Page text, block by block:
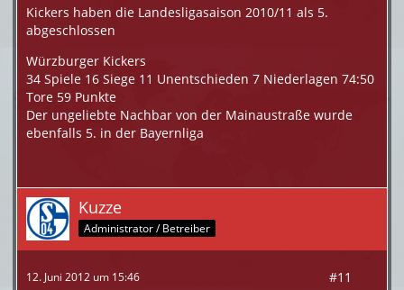
Kickers haben die Landesligasaison 2010/11 als 5.
abgeschlossen
Würzburger Kickers
34 Spiele 16 Siege 11 Unentschieden 7 Niederlagen 74:50
Tore 59 Punkte
Der ungeliebte Nachbar von der Mainaustraße wurde
ebenfalls 5. in der Bayernliga
Kuzze
Administrator / Betreiber
12. Juni 2012 um 15:46 #11